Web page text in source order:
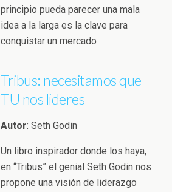
principio pueda parecer una mala
idea a la larga es la clave para
conquistar un mercado
Tribus: necesitamos que
TU nos lideres
Autor: Seth Godin
Un libro inspirador donde los haya,
en “Tribus” el genial Seth Godin nos
propone una visión de liderazgo